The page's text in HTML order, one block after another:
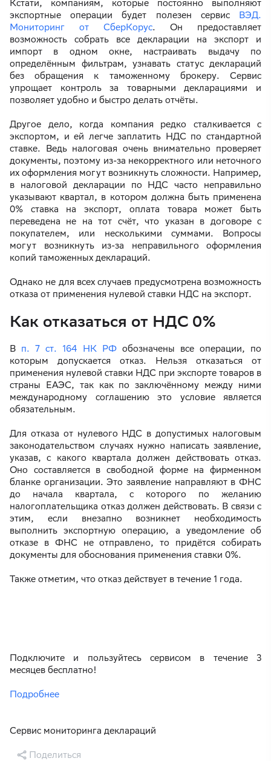
Кстати, компаниям, которые постоянно выполняют
экспортные операции будет полезен сервис ВЭД.
Мониторинг от СберКорус. Он предоставляет
возможность собрать все декларации на экспорт и
импорт в одном окне, настраивать выдачу по
определённым фильтрам, узнавать статус деклараций
без обращения к таможенному брокеру. Сервис
упрощает контроль за товарными декларациями и
позволяет удобно и быстро делать отчёты.
Другое дело, когда компания редко сталкивается с
экспортом, и ей легче заплатить НДС по стандартной
ставке. Ведь налоговая очень внимательно проверяет
документы, поэтому из-за некорректного или неточного
их оформления могут возникнуть сложности. Например,
в налоговой декларации по НДС часто неправильно
указывают квартал, в котором должна быть применена
0% ставка на экспорт, оплата товара может быть
переведена не на тот счёт, что указан в договоре с
покупателем, или несколькими суммами. Вопросы
могут возникнуть из-за неправильного оформления
копий таможенных деклараций.
Однако не для всех случаев предусмотрена возможность
отказа от применения нулевой ставки НДС на экспорт.
Как отказаться от НДС 0%
В п. 7 ст. 164 НК РФобозначены все операции, по
которым допускается отказ. Нельзя отказаться от
применения нулевой ставки НДС при экспорте товаров в
страны ЕАЭС, так как по заключённому между ними
международному соглашению это условие является
обязательным.
Для отказа от нулевого НДС в допустимых налоговым
законодательством случаях нужно написать заявление,
указав, с какого квартала должен действовать отказ.
Оно составляется в свободной форме на фирменном
бланке организации. Это заявление направляют в ФНС
до начала квартала, с которого по желанию
налогоплательщика отказ должен действовать. В связи с
этим, если внезапно возникнет необходимость
выполнить экспортную операцию, а уведомление об
отказе в ФНС не отправлено, то придётся собирать
документы для обоснования применения ставки 0%.
Также отметим, что отказ действует в течение 1 года.
Подключите и пользуйтесь сервисом в течение 3
месяцев бесплатно!
Подробнее
Сервис мониторинга деклараций
Поделиться